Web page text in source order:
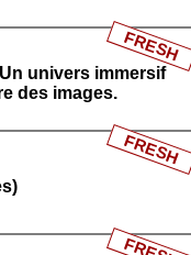
univers immersif
des images.
FRESH
FRESH